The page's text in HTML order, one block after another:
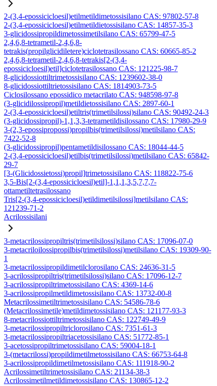
2-(3,4-epossicicloesil)etilmetildimetossisilano CAS: 97802-57-8
2-(3,4-epossicicloesil)etilmetildietossisilano CAS: 14857-35-3
3-glicidossipropildimetossimetilsilano CAS: 65799-47-5
2,4,6,8-tetrametil-2,4,6,8-
tetrakis(propilglicidiletere)ciclotetrasilossano CAS: 60665-85-2
2,4,6,8-tetrametil-2,4,6,8-tetrakis[2-(3,4-
epossicicloesil)etil]ciclotetrasilossano CAS: 121225-98-7
8-glicidossiottiltrimetossisilano CAS: 1239602-38-0
8-glicidossiottiltrietossisilano CAS: 1814903-73-5
Ciclosilossano epossidico metacrilato CAS: 948598-97-8
(3-glicidilossipropil)metildietossisilano CAS: 2897-60-1
2-(3,4-epossicicloesil)etiltris(trimetilsilossi)silano CAS: 90492-24-3
(3-glicidossipropil)-1,1,3,3-tetrametildisilossano CAS: 17980-29-9
3-(2,3-epossipropossi)propilbis(trimetilsilossi)metilsilano CAS:
7422-52-8
(3-glicidossipropil)pentametildisilossano CAS: 18044-44-5
2-(3,4-epossicicloesil)etilbis(trimetilsilossi)metilsilano CAS: 65842-
29-7
[3-(Glicidossietossi)propil]trimetossisilano CAS: 118822-75-6
3,5-Bis[2-(3,4-epossicicloesil)etil]-1,1,1,3,5,7,7,7-
ottametiltetrasilossano
Tris[2-(3,4-epossicicloesil)etildimetilsilossi]metilsilano CAS:
121239-71-2
Acrilossisilani
3-metacrilossipropiltris(trimetilsilossi)silano CAS: 17096-07-0
3-metacriloilossipropilbis(trimetilsilossi)metilsilano CAS: 19309-90-
1
3-metacrilossipropildimetilclorosilano CAS: 24636-31-5
3-acrilossipropiltris(trimetilsilossi)silano CAS: 17096-12-7
3-acrilossipropiltrimetossisilano CAS: 4369-14-6
3-acrilossipropilmetildimetossisilano CAS: 13732-00-8
Metacrilossimetiltrimetossisilano CAS: 54586-78-6
(Metacrilossimetile)metildimetossisilano CAS: 121177-93-3
8-metacrilossiottiltrimetossisilano CAS: 122749-49-9
3-metacrilossipropiltriclorosilano CAS: 7351-61-3
3-metacrilossipropiltriacetossisilano CAS: 51772-85-1
3-acetossipropiltrimetossisilano CAS: 59004-18-1
3-(metacrilossi)propildimetilmetossisilano CAS: 66753-64-8
3-acrilossipropildimetilmetossisilano CAS: 111918-90-2
Acrilossimetiltrimetossisilano CAS: 21134-38-3
Acrilossimetilmetildimetossisilano CAS: 130865-12-2